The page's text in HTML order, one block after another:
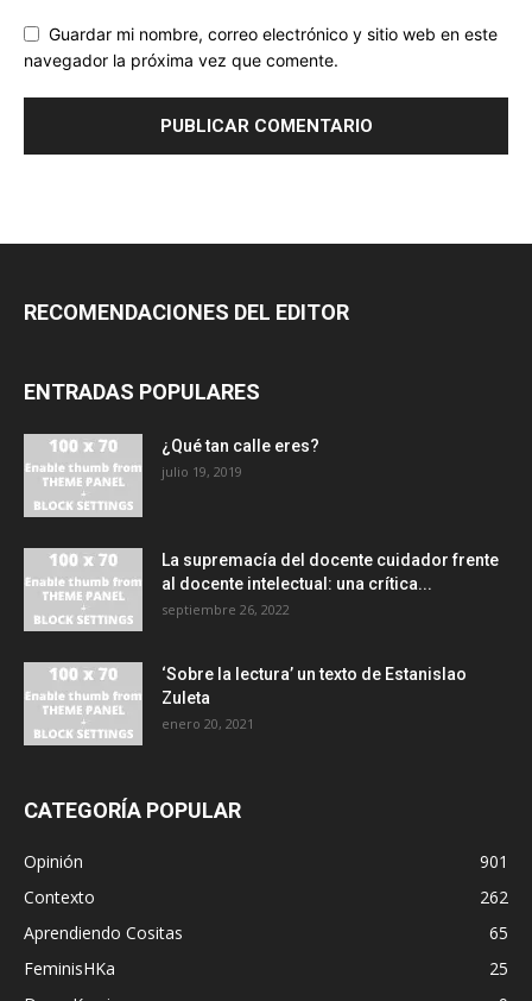
Guardar mi nombre, correo electrónico y sitio web en este
navegador la próxima vez que comente.
RECOMENDACIONES DEL EDITOR
ENTRADAS POPULARES
¿Qué tan calle eres?
julio 19, 2019
La supremacía del docente cuidador frente
al docente intelectual: una crítica...
septiembre 26, 2022
‘Sobre la lectura’ un texto de Estanislao
Zuleta
enero 20, 2021
CATEGORÍA POPULAR
Opinión
901
Contexto
262
Aprendiendo Cositas
65
FeminisHKa
25